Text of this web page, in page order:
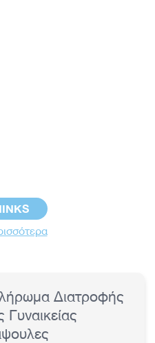
Διατροφής